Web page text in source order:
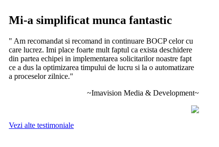
Mi-a simplificat munca fantastic
" Am recomandat si recomand in continuare BOCP celor cu
care lucrez. Imi place foarte mult faptul ca exista deschidere
din partea echipei in implementarea solicitarilor noastre fapt
ce a dus la optimizarea timpului de lucru si la o automatizare
a proceselor zilnice."
~Imavision Media & Development~
Vezi alte testimoniale